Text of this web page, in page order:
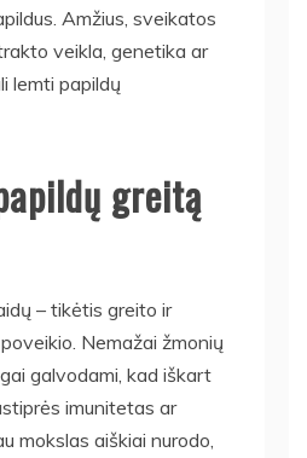
Amžius, sveikatos
veikla, genetika ar
lemti papildų
greitą
– tikėtis greito ir
Nemažai žmonių
galvodami, kad iškart
imunitetas ar
mokslas aiškiai nurodo,